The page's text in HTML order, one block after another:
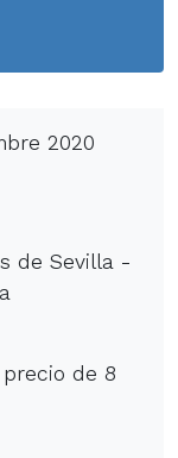
2020
de Sevilla -
de 8